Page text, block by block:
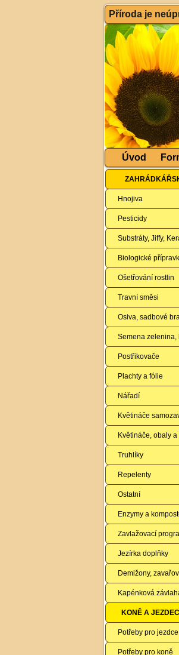
Příroda je
Úvod
Hnojiva
Pesticidy
Substráty, Jiffy,
Biologické
Ošetřování rostlin
Travní směsi
Osiva, sadbové
Semena zelenina,
Postřikovače
Plachty a fólie
Nářadí
Květináče
Květináče, obaly a
Truhlíky
Repelenty
Ostatní
Enzymy a
Zavlažovací
Jezírka doplňky
Demižony,
Kapénková
KONĚ A
Potřeby pro jezdce
Potřeby pro koně